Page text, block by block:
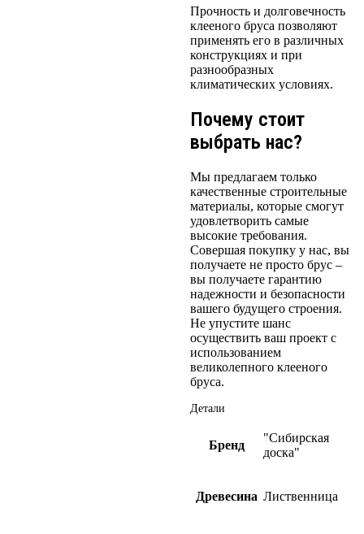
Прочность и долговечность
клееного бруса позволяют
применять его в различных
конструкциях и при
разнообразных
климатических условиях.
Почему стоит
выбрать нас?
Мы предлагаем только
качественные строительные
материалы, которые смогут
удовлетворить самые
высокие требования.
Совершая покупку у нас, вы
получаете не просто брус –
вы получаете гарантию
надежности и безопасности
вашего будущего строения.
Не упустите шанс
осуществить ваш проект с
использованием
великолепного клееного
бруса.
Детали
Бренд
"Сибирская
доска"
Древесина Лиственница